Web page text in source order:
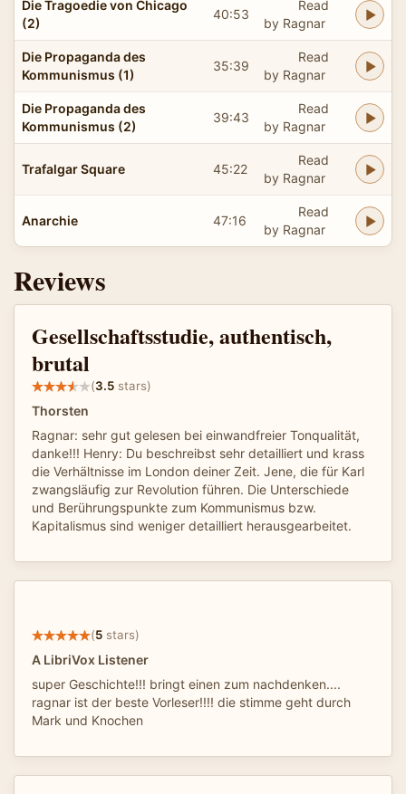
Die Tragoedie von Chicago
(2)
40:53
Read
by Ragnar
Die Propaganda des
Kommunismus (1)
35:39
Read
by Ragnar
Die Propaganda des
Kommunismus (2)
39:43
Read
by Ragnar
Trafalgar Square 45:22
Read
by Ragnar
Anarchie 47:16
Read
by Ragnar
Reviews
Gesellschaftsstudie, authentisch,
brutal
(3.5 stars)
Thorsten
Ragnar: sehr gut gelesen bei einwandfreier Tonqualität,
danke!!! Henry: Du beschreibst sehr detailliert und krass
die Verhältnisse im London deiner Zeit. Jene, die für Karl
zwangsläufig zur Revolution führen. Die Unterschiede
und Berührungspunkte zum Kommunismus bzw.
Kapitalismus sind weniger detailliert herausgearbeitet.
(5 stars)
A LibriVox Listener
super Geschichte!!! bringt einen zum nachdenken....
ragnar ist der beste Vorleser!!!! die stimme geht durch
Mark und Knochen